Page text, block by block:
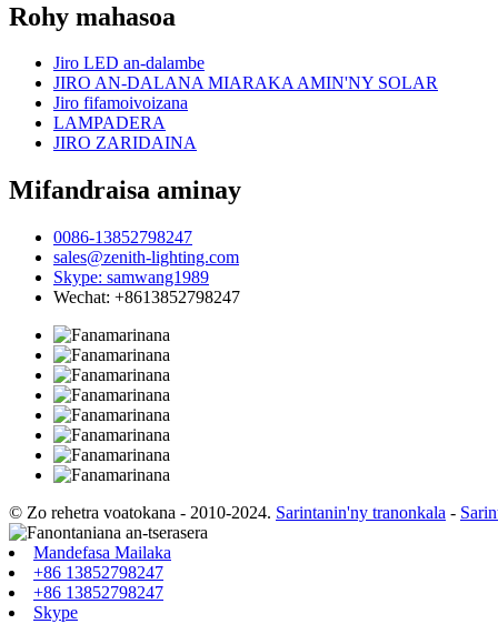
Rohy mahasoa
Jiro LED an-dalambe
JIRO AN-DALANA MIARAKA AMIN'NY SOLAR
Jiro fifamoivoizana
LAMPADERA
JIRO ZARIDAINA
Mifandraisa aminay
0086-13852798247
sales@zenith-lighting.com
Skype: samwang1989
Wechat: +8613852798247
© Zo rehetra voatokana - 2010-2024. Sarintanin'ny tranonkala -
Mandefasa Mailaka
+86 13852798247
+86 13852798247
Skype